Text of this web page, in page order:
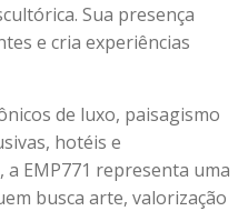
Sua presença
e cria experiências
de luxo, paisagismo
hotéis e
EMP771 representa uma
busca arte, valorização